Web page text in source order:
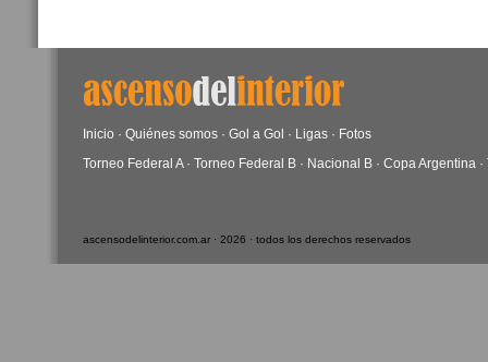
Inicio · Quiénes somos · Gol a Gol · Ligas · Fotos
Torneo Federal A· Torneo Federal B · Nacional B · Copa Argentina ·
ascensodelinterior.com.ar · 2026 · todos los derechos reservados